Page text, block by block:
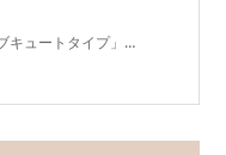
キュートタイプ」…